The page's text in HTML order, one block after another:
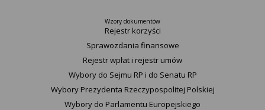
Wzory dokumentów
Rejestr korzyści
Sprawozdania finansowe
Rejestr wpłat i rejestr umów
Wybory do Sejmu RP i do Senatu RP
Wybory Prezydenta Rzeczypospolitej Polskiej
Wybory do Parlamentu Europejskiego